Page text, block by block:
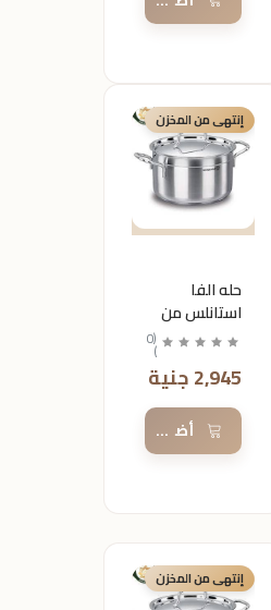
إنتهى من المخزن
حله الفا
استانلس من
كركوماز (
0
)
2,945 جنية
أضف إلى السلة
إنتهى من المخزن